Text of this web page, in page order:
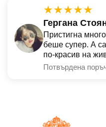
★★★★★
Гергана
Пристигна
беше супер. А
по-красив на
Потвърдена